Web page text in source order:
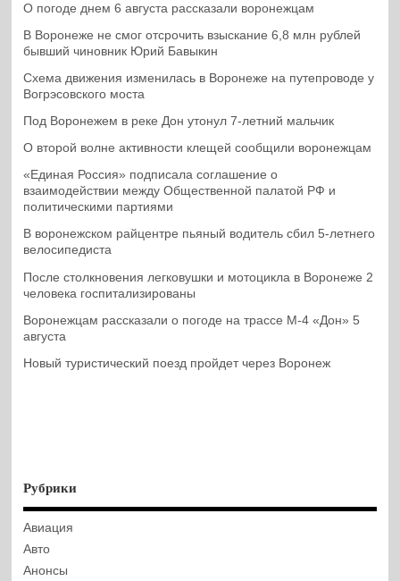
О погоде днем 6 августа рассказали воронежцам
В Воронеже не смог отсрочить взыскание 6,8 млн рублей
бывший чиновник Юрий Бавыкин
Схема движения изменилась в Воронеже на путепроводе у
Вогрэсовского моста
Под Воронежем в реке Дон утонул 7-летний мальчик
О второй волне активности клещей сообщили воронежцам
«Единая Россия» подписала соглашение о
взаимодействии между Общественной палатой РФ и
политическими партиями
В воронежском райцентре пьяный водитель сбил 5-летнего
велосипедиста
После столкновения легковушки и мотоцикла в Воронеже 2
человека госпитализированы
Воронежцам рассказали о погоде на трассе М-4 «Дон» 5
августа
Новый туристический поезд пройдет через Воронеж
Рубрики
Авиация
Авто
Анонсы